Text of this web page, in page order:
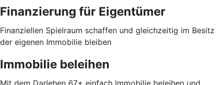
Finanzierung für Eigentümer
Finanziellen Spielraum schaffen und gleichzeitig im Besitz
der eigenen Immobilie bleiben
Immobilie beleihen
Mit dem Darlehen 67+ einfach Immobilie beleihen und